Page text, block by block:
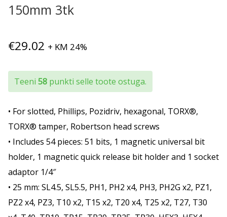
150mm 3tk
€29.02 + KM 24%
Teeni 58 punkti selle toote ostuga.
• For slotted, Phillips, Pozidriv, hexagonal, TORX®,
TORX® tamper, Robertson head screws
• Includes 54 pieces: 51 bits, 1 magnetic universal bit
holder, 1 magnetic quick release bit holder and 1 socket
adaptor 1/4″
• 25 mm: SL4.5, SL5.5, PH1, PH2 x4, PH3, PH2G x2, PZ1,
PZ2 x4, PZ3, T10 x2, T15 x2, T20 x4, T25 x2, T27, T30